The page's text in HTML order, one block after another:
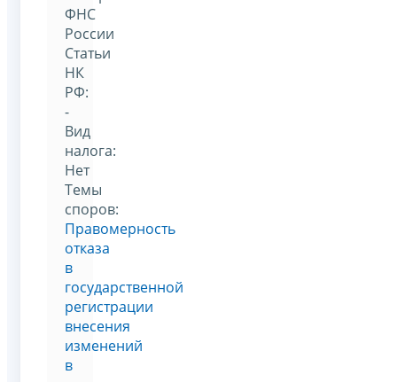
ФНС
России
Статьи
НК
РФ:
-
Вид
налога:
Нет
Темы
споров:
Правомерность
отказа
в
государственной
регистрации
внесения
изменений
в